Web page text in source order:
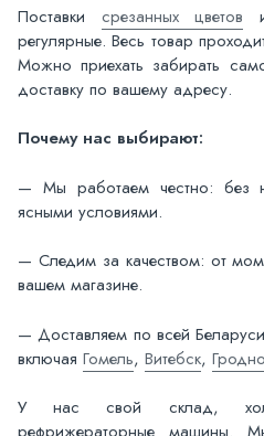
Поставки срезанных цветов
регулярные. Весь товар
Можно приехать забирать
доставку по вашему адресу.
Почему нас выбирают:
— Мы работаем честно: без
ясными условиями.
— Следим за качеством: от
вашем магазине.
— Доставляем по всей
включая Гомель, Витебск, Гродно
У нас свой склад,